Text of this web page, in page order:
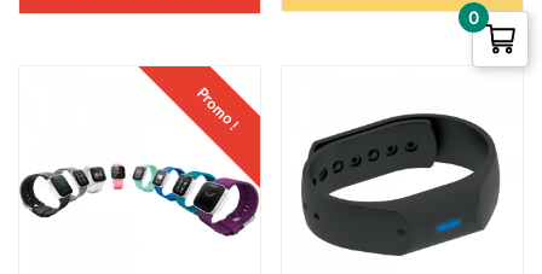
était :
est :
était :
299,00€.
est :
Promo !
0